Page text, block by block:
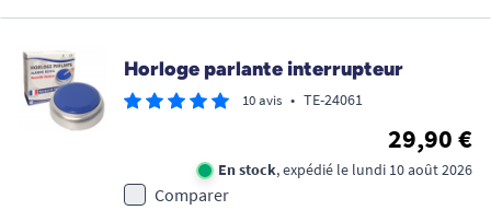
Horloge parlante interrupteur
10 avis • TE-24061
29,90 €
En stock, expédié le lundi 10 août 2026
Comparer